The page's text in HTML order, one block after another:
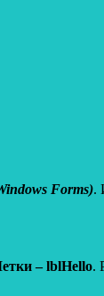
Forms).
– lblHello.